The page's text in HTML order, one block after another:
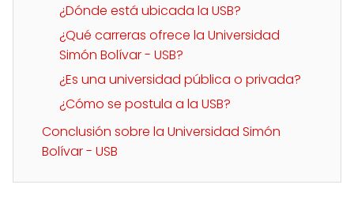
¿Dónde está ubicada la USB?
¿Qué carreras ofrece la Universidad
Simón Bolívar - USB?
¿Es una universidad pública o privada?
¿Cómo se postula a la USB?
Conclusión sobre la Universidad Simón
Bolívar - USB